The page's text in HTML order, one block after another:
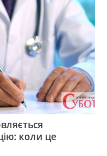
коли це